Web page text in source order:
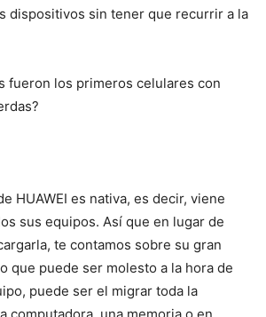
dispositivos sin tener que recurrir a la
fueron los primeros celulares con
HUAWEI es nativa, es decir, viene
sus equipos. Así que en lugar de
te contamos sobre su gran
que puede ser molesto a la hora de
puede ser el migrar toda la